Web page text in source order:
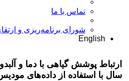
تماس با ما
شورای برنامه‌ریزی و
English
ارتباط پوشش گیاهی با دما و
سال با استفاده از داده‌های